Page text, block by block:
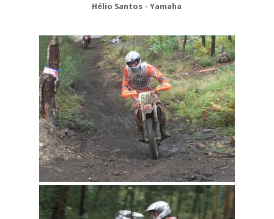
Hélio Santos - Yamaha